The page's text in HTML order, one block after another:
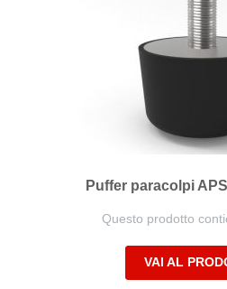
Puffer paracolpi
Questo prodotto
VAI AL